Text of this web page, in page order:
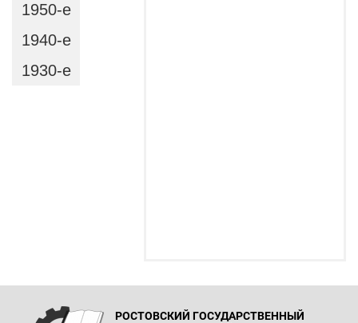
1950-e
1940-e
1930-e
РОСТОВСКИЙ ГОСУДАРСТВЕННЫЙ